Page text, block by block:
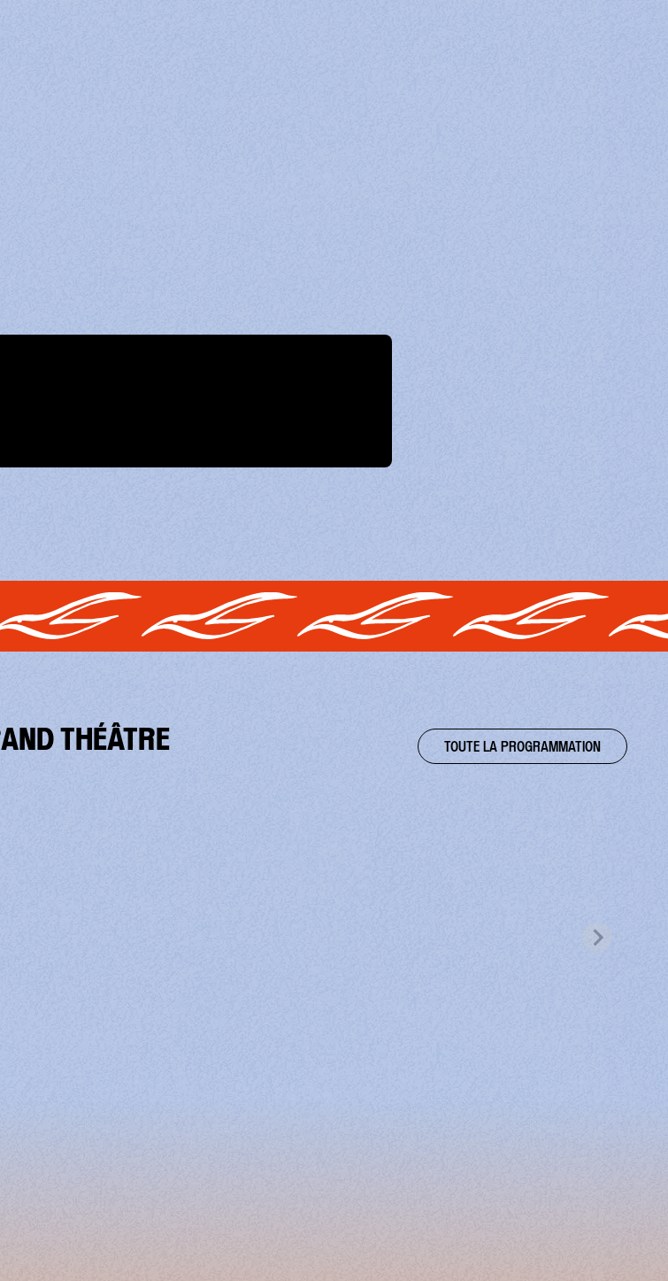
THÉÂTRE TOUTE LA PROGRAMMATION